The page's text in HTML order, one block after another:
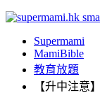
Supermami
MamiBible
教育放題
【升中注意